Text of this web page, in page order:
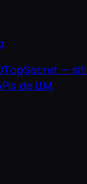
—
de LLM.